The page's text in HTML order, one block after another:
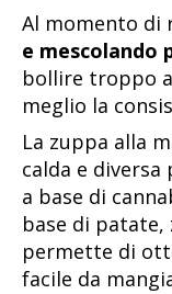
Al momento di
e mescolando
bollire troppo
meglio la
La zuppa alla
calda e
a base di
base di
permette di
facile da